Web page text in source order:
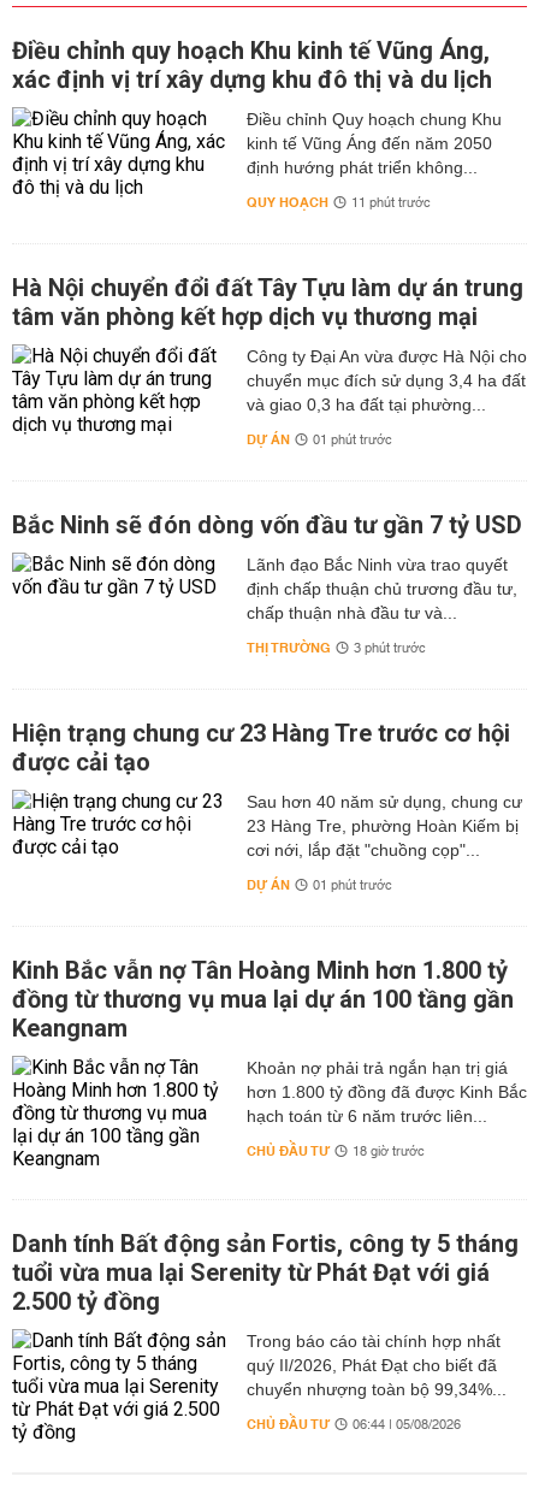
Điều chỉnh quy hoạch Khu kinh tế Vũng Áng,
xác định vị trí xây dựng khu đô thị và du lịch
Điều chỉnh Quy hoạch chung Khu
kinh tế Vũng Áng đến năm 2050
định hướng phát triển không...
QUY HOẠCH 11 phút trước
Hà Nội chuyển đổi đất Tây Tựu làm dự án trung
tâm văn phòng kết hợp dịch vụ thương mại
Công ty Đại An vừa được Hà Nội cho
chuyển mục đích sử dụng 3,4 ha đất
và giao 0,3 ha đất tại phường...
DỰ ÁN 01 phút trước
Bắc Ninh sẽ đón dòng vốn đầu tư gần 7 tỷ USD
Lãnh đạo Bắc Ninh vừa trao quyết
định chấp thuận chủ trương đầu tư,
chấp thuận nhà đầu tư và...
THỊ TRƯỜNG 3 phút trước
Hiện trạng chung cư 23 Hàng Tre trước cơ hội
được cải tạo
Sau hơn 40 năm sử dụng, chung cư
23 Hàng Tre, phường Hoàn Kiếm bị
cơi nới, lắp đặt "chuồng cọp"...
DỰ ÁN 01 phút trước
Kinh Bắc vẫn nợ Tân Hoàng Minh hơn 1.800 tỷ
đồng từ thương vụ mua lại dự án 100 tầng gần
Keangnam
hơn 1.800 tỷ đồng đã được Kinh Bắc
hạch toán từ 6 năm trước liên...
CHỦ ĐẦU TƯ 18 giờ trước
Danh tính Bất động sản Fortis, công ty 5 tháng
tuổi vừa mua lại Serenity từ Phát Đạt với giá
2.500 tỷ đồng
Trong báo cáo tài chính hợp nhất
quý II/2026, Phát Đạt cho biết đã
chuyển nhượng toàn bộ 99,34%...
CHỦ ĐẦU TƯ 06:44 | 05/08/2026